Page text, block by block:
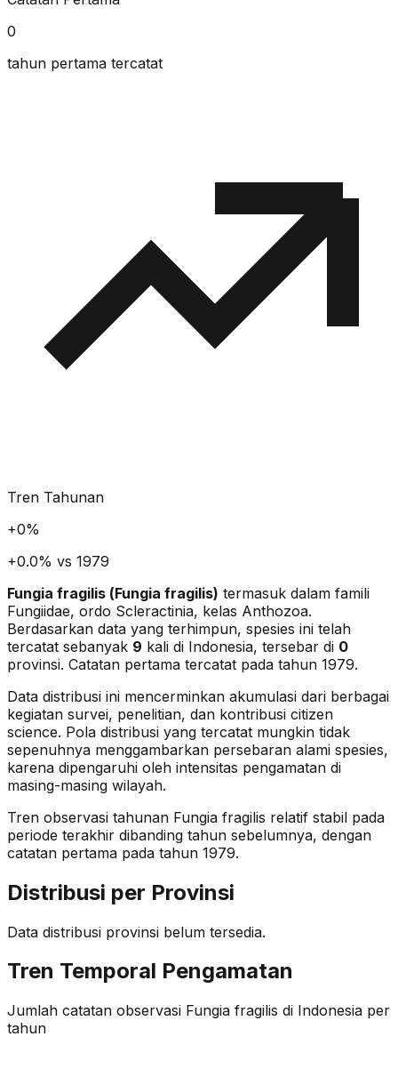
0
tahun pertama tercatat
Tren Tahunan
+0%
+0.0% vs 1979
Fungia fragilis (Fungia fragilis) termasuk dalam famili
Fungiidae, ordo Scleractinia, kelas Anthozoa.
Berdasarkan data yang terhimpun, spesies ini telah
tercatat sebanyak 9 kali di Indonesia, tersebar di 0
provinsi. Catatan pertama tercatat pada tahun 1979.
Data distribusi ini mencerminkan akumulasi dari berbagai
kegiatan survei, penelitian, dan kontribusi citizen
science. Pola distribusi yang tercatat mungkin tidak
sepenuhnya menggambarkan persebaran alami spesies,
karena dipengaruhi oleh intensitas pengamatan di
masing-masing wilayah.
Tren observasi tahunan Fungia fragilis relatif stabil pada
periode terakhir dibanding tahun sebelumnya, dengan
catatan pertama pada tahun 1979.
Distribusi per Provinsi
Data distribusi provinsi belum tersedia.
Tren Temporal Pengamatan
Jumlah catatan observasi Fungia fragilis di Indonesia per
tahun